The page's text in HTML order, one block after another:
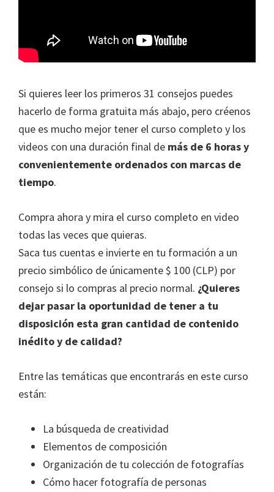
Si quieres leer los primeros 31 consejos puedes
hacerlo de forma gratuita más abajo, pero créenos
que es mucho mejor tener el curso completo y los
videos con una duración final de más de 6 horas y
convenientemente ordenados con marcas de
tiempo.
Compra ahora y mira el curso completo en video
todas las veces que quieras.
Saca tus cuentas e invierte en tu formación a un
precio simbólico de únicamente $ 100 (CLP) por
consejo si lo compras al precio normal. ¿Quieres
dejar pasar la oportunidad de tener a tu
disposición esta gran cantidad de contenido
inédito y de calidad?
Entre las temáticas que encontrarás en este curso
están:
La búsqueda de creatividad
Elementos de composición
Organización de tu colección de fotografías
Cómo hacer fotografía de personas